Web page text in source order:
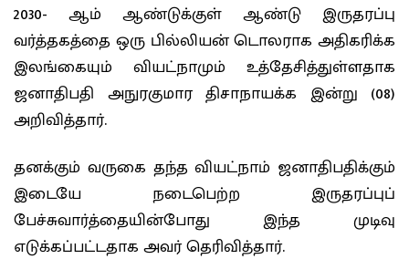
2030- ஆம் ஆண்டுக்குள் ஆண்டு இருதரப்பு
வர்த்தகத்தை ஒரு பில்லியன் டொலராக அதிகரிக்க
இலங்கையும் வியட்நாமும் உத்தேசித்துள்ளதாக
ஜனாதிபதி அநுரகுமார திசாநாயக்க இன்று (08)
அறிவித்தார்.
தனக்கும் வருகை தந்த வியட்நாம் ஜனாதிபதிக்கும்
இடையே நடைபெற்ற இருதரப்புப்
பேச்சுவார்த்தையின்போது இந்த முடிவு
எடுக்கப்பட்டதாக அவர் தெரிவித்தார்.